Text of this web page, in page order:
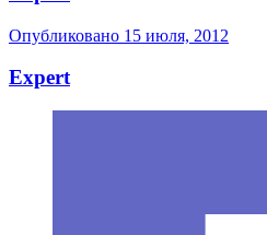
Опубликовано 15 июля, 2012
Expert